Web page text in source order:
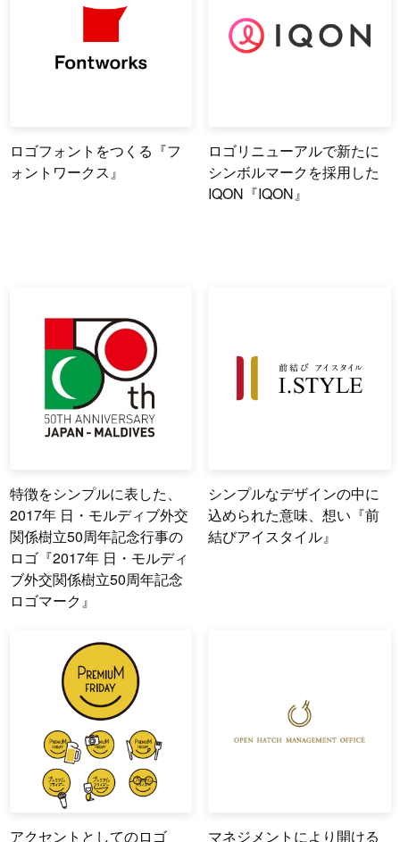
ロゴフォントをつくる『フ
ォントワークス』
ロゴリニューアルで新たに
シンボルマークを採用した
IQON『IQON』
特徴をシンプルに表した、
2017年 日・モルディブ外交
関係樹立50周年記念行事の
ロゴ『2017年 日・モルディ
ブ外交関係樹立50周年記念
ロゴマーク』
シンプルなデザインの中に
込められた意味、想い『前
結びアイスタイル』
アクセントとしてのロゴ
マネジメントにより開ける